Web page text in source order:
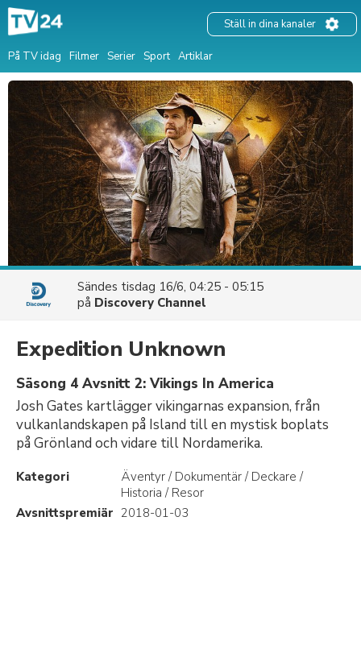
På TV idag Filmer Serier Sport Artiklar
Ställ in dina kanaler
Sändes tisdag 16/6, 04:25 - 05:15
på Discovery Channel
Expedition Unknown
Säsong 4 Avsnitt 2: Vikings In America
Josh Gates kartlägger vikingarnas expansion, från
vulkanlandskapen på Island till en mystisk boplats
på Grönland och vidare till Nordamerika.
Kategori
Äventyr / Dokumentär / Deckare /
Historia / Resor
Avsnittspremiär 2018-01-03